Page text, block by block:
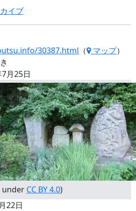
イブ
30387.html （ マップ）
月25日
under CC BY 4.0)
22日